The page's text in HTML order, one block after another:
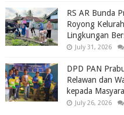
RS AR Bunda
Royong
Lingkungan
July 31, 2026
DPD PAN
Relawan dan
kepada
July 26, 2026